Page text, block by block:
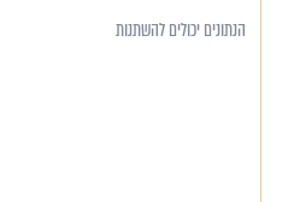
הנתונים יכולים להשתנות